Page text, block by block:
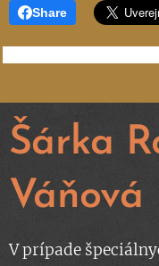
Share
Šárka
Váňová
V prípade